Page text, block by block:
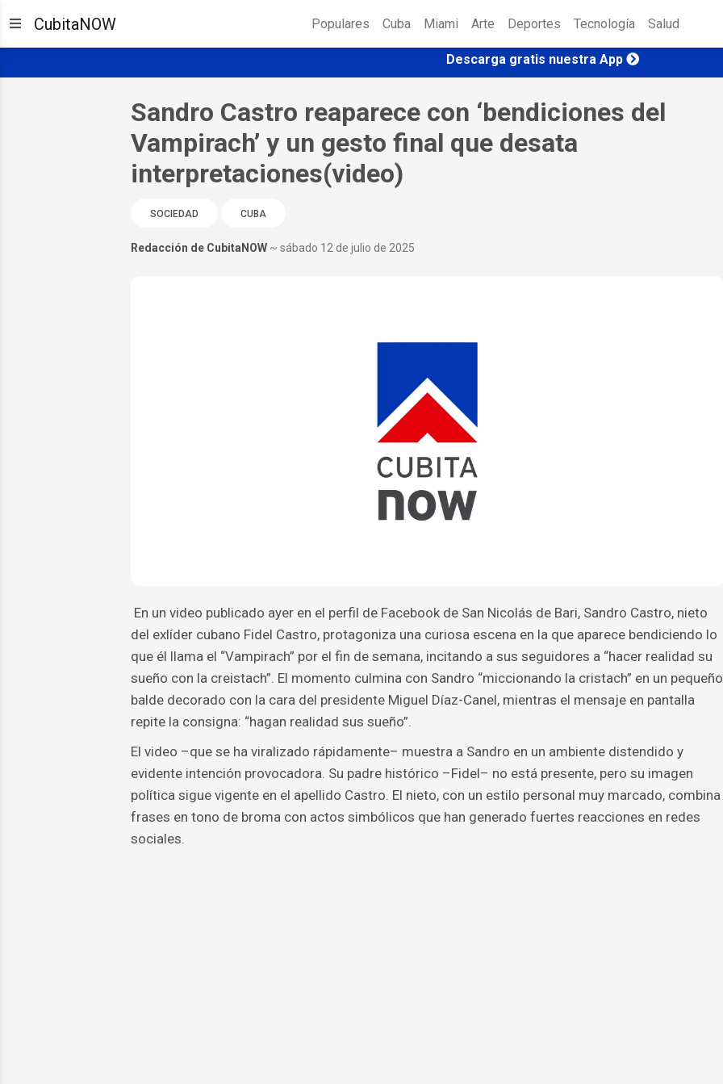
CubitaNOW Populares Cuba Miami Arte Deportes Tecnología Salud
Descarga gratis nuestra App
Sandro Castro reaparece con ‘bendiciones del
Vampirach’ y un gesto final que desata
interpretaciones(video)
SOCIEDAD CUBA
Redacción de CubitaNOW ~ sábado 12 de julio de 2025
En un video publicado ayer en el perfil de Facebook de San Nicolás de Bari, Sandro Castro, nieto
del exlíder cubano Fidel Castro, protagoniza una curiosa escena en la que aparece bendiciendo lo
que él llama el “Vampirach” por el fin de semana, incitando a sus seguidores a “hacer realidad su
sueño con la creistach”. El momento culmina con Sandro “miccionando la cristach” en un pequeño
balde decorado con la cara del presidente Miguel Díaz-Canel, mientras el mensaje en pantalla
repite la consigna: “hagan realidad sus sueño”.
El video –que se ha viralizado rápidamente– muestra a Sandro en un ambiente distendido y
evidente intención provocadora. Su padre histórico –Fidel– no está presente, pero su imagen
política sigue vigente en el apellido Castro. El nieto, con un estilo personal muy marcado, combina
frases en tono de broma con actos simbólicos que han generado fuertes reacciones en redes
sociales.